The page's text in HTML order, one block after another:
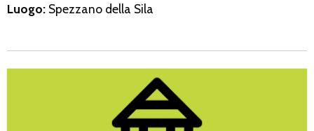
Luogo: Spezzano della Sila